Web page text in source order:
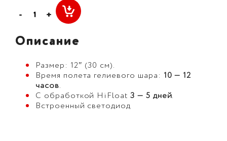
- +
Описание
Размер: 12″ (30 см).
Время полета гелиевого шара: 10 — 12
часов.
С обработкой HiFloat 3 — 5 дней.
Встроенный светодиод